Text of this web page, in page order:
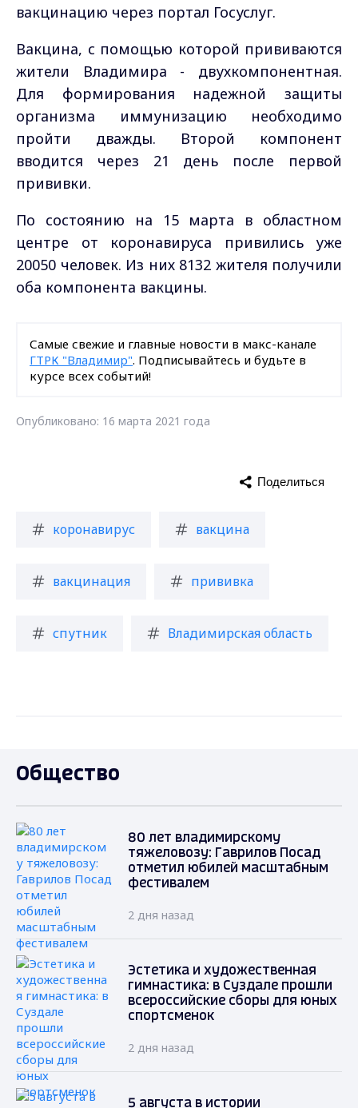
вакцинацию через портал Госуслуг.
Вакцина, с помощью которой прививаются
жители Владимира - двухкомпонентная.
Для формирования надежной защиты
организма иммунизацию необходимо
пройти дважды. Второй компонент
вводится через 21 день после первой
прививки.
По состоянию на 15 марта в областном
центре от коронавируса привились уже
20050 человек. Из них 8132 жителя получили
оба компонента вакцины.
Самые свежие и главные новости в макс-канале
ГТРК "Владимир". Подписывайтесь и будьте в
курсе всех событий!
Опубликовано: 16 марта 2021 года
коронавирус вакцина
вакцинация прививка
спутник Владимирская область
Поделиться
Общество
80 лет владимирскому
тяжеловозу: Гаврилов Посад
отметил юбилей масштабным
фестивалем
2 дня назад
Эстетика и художественная
гимнастика: в Суздале прошли
всероссийские сборы для юных
спортсменок
2 дня назад
5 августа в истории